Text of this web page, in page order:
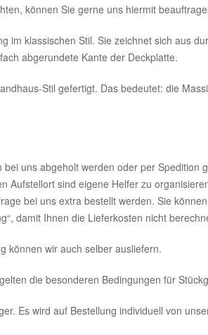
können Sie gerne uns hiermit
im klassischen Stil. Sie zeichnet sich aus
abgerundete Kante der Deckplatte.
Stil gefertigt. Das bedeutet: die
uns abgeholt werden oder per
Aufstellort sind eigene Helfer zu
bei uns extra bestellt werden. Sie
damit Ihnen die Lieferkosten nicht
können wir auch selber ausliefern.
die besonderen Bedingungen für
Es wird auf Bestellung individuell von